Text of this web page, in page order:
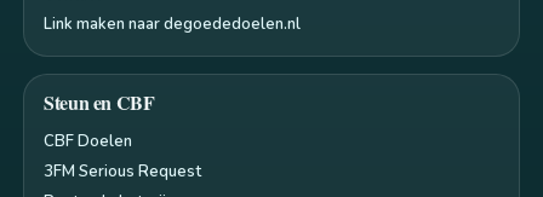
Link maken naar degoededoelen.nl
Steun en CBF
CBF Doelen
3FM Serious Request